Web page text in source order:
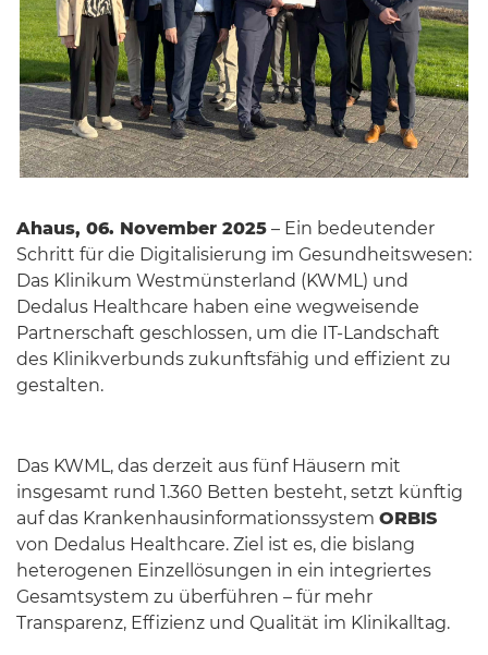
Ahaus, 06. November 2025 – Ein bedeutender
Schritt für die Digitalisierung im Gesundheitswesen:
Das Klinikum Westmünsterland (KWML) und
Dedalus Healthcare haben eine wegweisende
Partnerschaft geschlossen, um die IT-Landschaft
des Klinikverbunds zukunftsfähig und effizient zu
gestalten.
Das KWML, das derzeit aus fünf Häusern mit
insgesamt rund 1.360 Betten besteht, setzt künftig
auf das Krankenhausinformationssystem ORBIS
von Dedalus Healthcare. Ziel ist es, die bislang
heterogenen Einzellösungen in ein integriertes
Gesamtsystem zu überführen – für mehr
Transparenz, Effizienz und Qualität im Klinikalltag.